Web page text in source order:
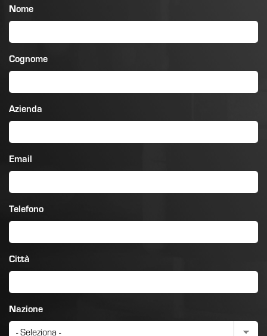
Nome
Cognome
Azienda
Email
Telefono
Città
Nazione